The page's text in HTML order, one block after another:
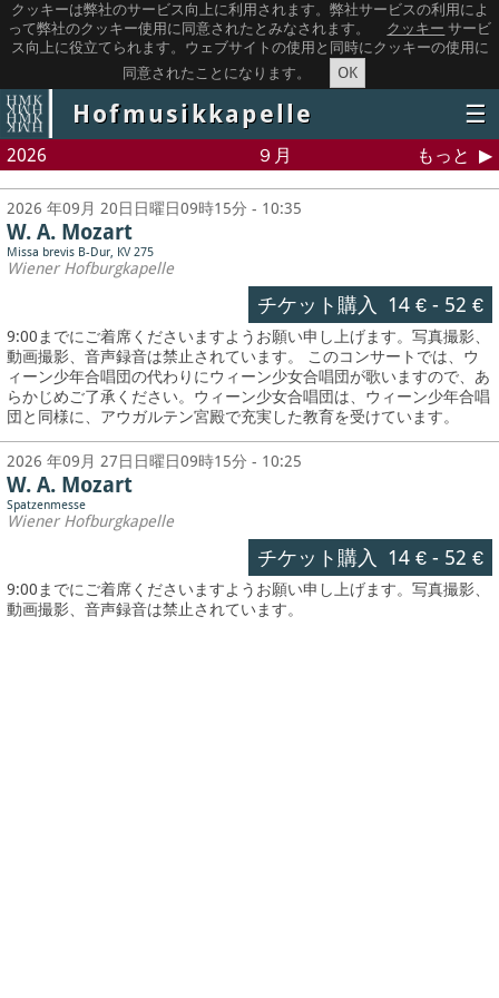
クッキーは弊社のサービス向上に利用されます。弊社サービスの利用によ
って弊社のクッキー使用に同意されたとみなされます。
クッキー サービ
ス向上に役立てられます。ウェブサイトの使用と同時にクッキーの使用に
同意されたことになります。
OK
Hofmusikkapelle ☰
2026 ９月 もっと
2026 年09月 20日日曜日09時15分 - 10:35
W. A. Mozart
Missa brevis B-Dur, KV 275
Wiener Hofburgkapelle
チケット購入 14 €- 52 €
9:00までにご着席くださいますようお願い申し上げます。写真撮影、
動画撮影、音声録音は禁止されています。 このコンサートでは、ウ
ィーン少年合唱団の代わりにウィーン少女合唱団が歌いますので、あ
らかじめご了承ください。ウィーン少女合唱団は、ウィーン少年合唱
団と同様に、アウガルテン宮殿で充実した教育を受けています。
2026 年09月 27日日曜日09時15分 - 10:25
W. A. Mozart
Spatzenmesse
Wiener Hofburgkapelle
チケット購入 14 €- 52 €
9:00までにご着席くださいますようお願い申し上げます。写真撮影、
動画撮影、音声録音は禁止されています。